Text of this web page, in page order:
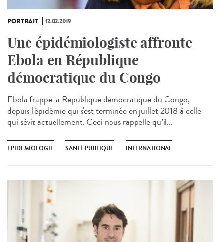
PORTRAIT 12.02.2019
Une épidémiologiste affronte
Ebola en République
démocratique du Congo
Ebola frappe la République démocratique du Congo,
depuis l'épidémie qui s'est terminée en juillet 2018 à celle
qui sévit actuellement. Ceci nous rappelle qu’il...
EPIDEMIOLOGIE SANTÉ PUBLIQUE INTERNATIONAL